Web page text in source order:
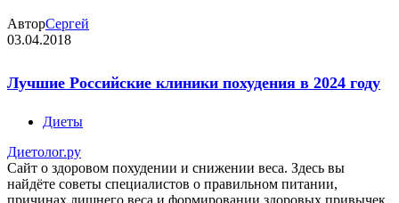
АвторСергей
03.04.2018
Лучшие Российские клиники похудения в 2024 году
Диеты
Диетолог.ру
Сайт о здоровом похудении и снижении веса. Здесь вы
найдёте советы специалистов о правильном питании,
причинах лишнего веса и формировании здоровых привычек.